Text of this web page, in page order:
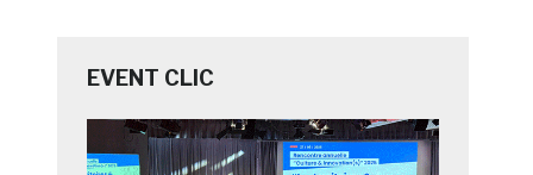
EVENT CLIC